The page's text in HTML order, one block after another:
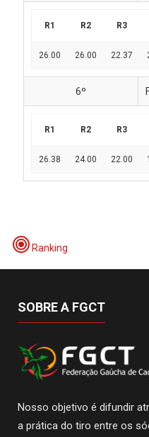
R1 R2 R3
26.00 26.00 22.37
6º
R1 R2 R3
26.38 24.00 22.00
Ranking
SOBRE A FGCT
Nosso objetivo é difundir
a prática do tiro entre os